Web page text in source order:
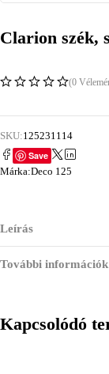
Clarion szék,
(0
SKU:125231114
Save
Márka:Deco 125
Leírás
További információk
Kapcsolódó